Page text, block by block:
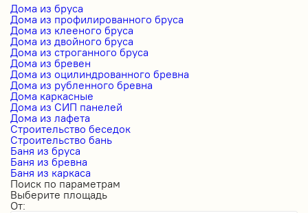
Дома из бруса
Дома из профилированного бруса
Дома из клееного бруса
Дома из двойного бруса
Дома из строганного бруса
Дома из бревен
Дома из оцилиндрованного бревна
Дома из рубленного бревна
Дома каркасные
Дома из СИП панелей
Дома из лафета
Строительство беседок
Строительство бань
Баня из бруса
Баня из бревна
Баня из каркаса
Поиск по параметрам
Выберите площадь
От: